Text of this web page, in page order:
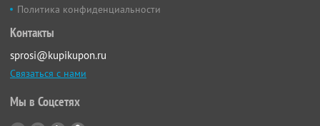
Политика конфиденциальности
Контакты
sprosi@kupikupon.ru
Связаться с нами
Мы в Соцсетях